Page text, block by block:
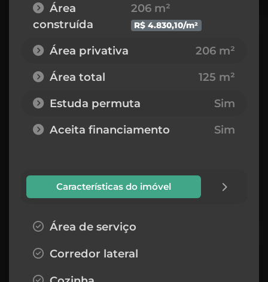
Área
construída
206 m²
R$ 4.830,10/m²
Área privativa
206 m²
Área total
125 m²
Estuda permuta
Sim
Aceita financiamento
Sim
Características do imóvel
Área de serviço
Corredor lateral